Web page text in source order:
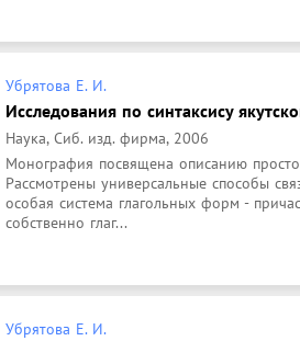
Убрятова Е. И.
Исследования по синтаксису
Наука, Сиб. изд. фирма, 2006
Монография посвящена описанию
Рассмотрены универсальные способы
особая система глагольных форм -
собственно глаг...
Убрятова Е. И.